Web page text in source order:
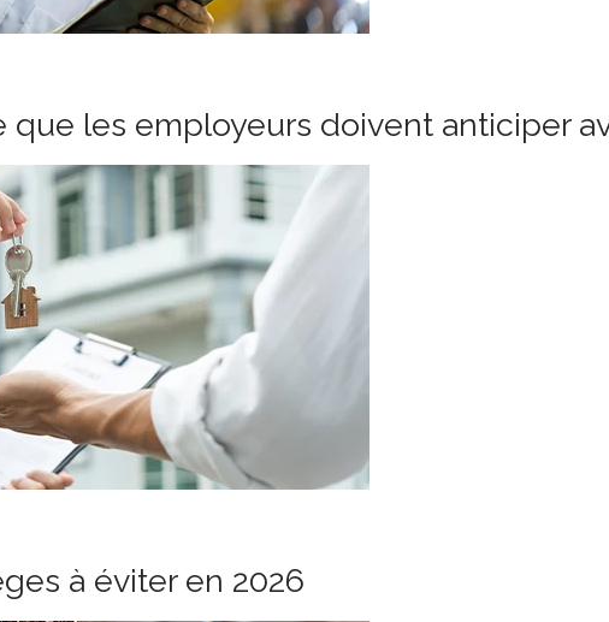
que les employeurs doivent anticiper
à éviter en 2026